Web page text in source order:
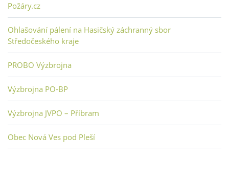
Požáry.cz
Ohlašování pálení na Hasičský záchranný sbor
Středočeského kraje
PROBO Výzbrojna
Výzbrojna PO-BP
Výzbrojna JVPO – Příbram
Obec Nová Ves pod Pleší